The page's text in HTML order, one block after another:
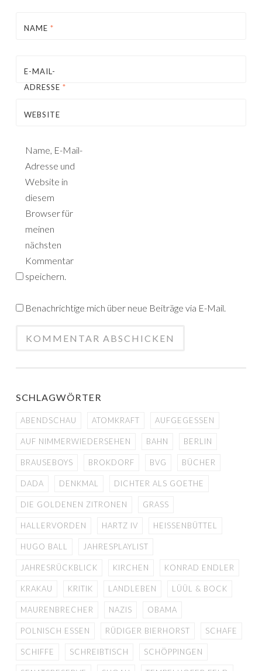
NAME *
E-MAIL-
ADRESSE *
WEBSITE
Name, E-Mail-
Adresse und
Website in
diesem
Browser für
meinen
nächsten
Kommentar
speichern.
Benachrichtige mich über neue Beiträge via E-Mail.
SCHLAGWÖRTER
ABENDSCHAU ATOMKRAFT AUFGEGESSEN
AUF NIMMERWIEDERSEHEN BAHN BERLIN
BRAUSEBOYS BROKDORF BVG BÜCHER
DADA DENKMAL DICHTER ALS GOETHE
DIE GOLDENEN ZITRONEN GRASS
HALLERVORDEN HARTZ IV HEISSENBÜTTEL
HUGO BALL JAHRESPLAYLIST
JAHRESRÜCKBLICK KIRCHEN KONRAD ENDLER
KRAKAU KRITIK LANDLEBEN LÜÜL & BOCK
MAURENBRECHER NAZIS OBAMA
POLNISCH ESSEN RÜDIGER BIERHORST SCHAFE
SCHIFFE SCHREIBTISCH SCHÖPPINGEN